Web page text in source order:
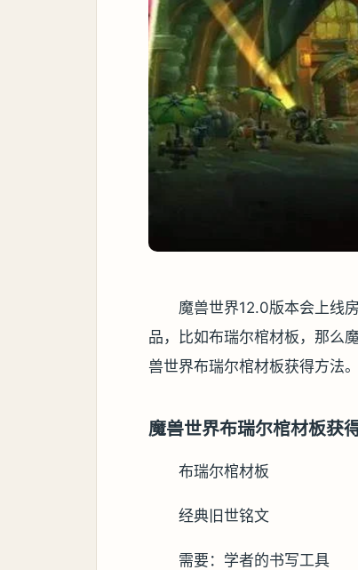
魔兽世界12.0版本会上线
品，比如布瑞尔棺材板，那么
兽世界布瑞尔棺材板获得方法。
魔兽世界布瑞尔棺材板获
布瑞尔棺材板
经典旧世铭文
需要：学者的书写工具